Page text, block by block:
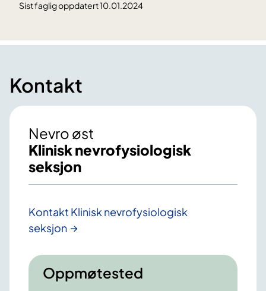
Sist faglig oppdatert 10.01.2024
Kontakt
Nevro øst
Klinisk nevrofysiologisk
seksjon
Kontakt Klinisk nevrofysiologisk
seksjon
Oppmøtested